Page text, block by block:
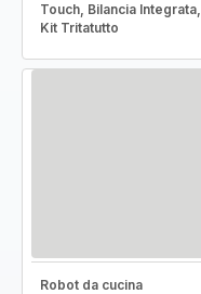
Touch, Bilancia Integrata,
Kit Tritatutto
Robot da cucina